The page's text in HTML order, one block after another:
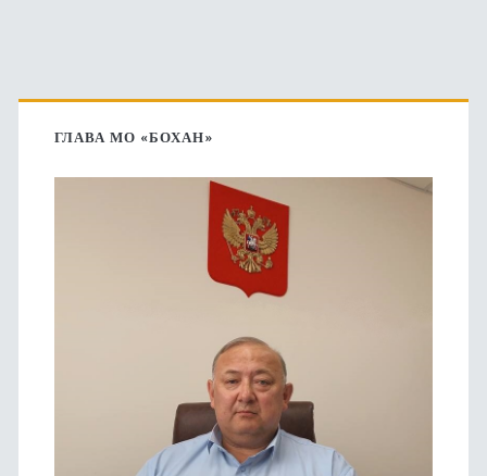
Основная
боковая
ГЛАВА МО «БОХАН»